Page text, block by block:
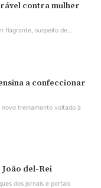
contra mulher
flagrante, suspeito de...
a confeccionar
treinamento voltado à
João del-Rei
dos jornais e portais